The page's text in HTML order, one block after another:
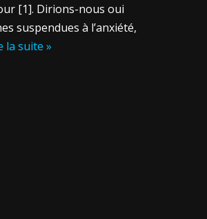
[1]. Dirions-nous oui
suspendues à l’anxiété,
la suite »